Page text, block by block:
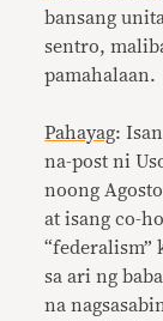
bansang
sentro,
pamahalaan.
Pahayag:
na-post ni
noong
at isang co-
“federalism”
sa ari ng
na